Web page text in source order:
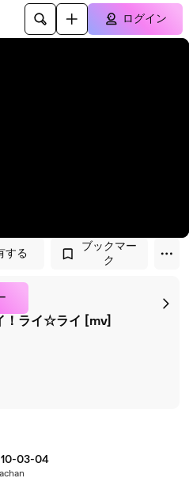
ログイン
する
ブックマー
ク
！ライ☆ライ [mv]
03-04